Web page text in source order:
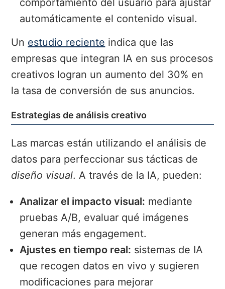
comportamiento del usuario para ajustar
automáticamente el contenido visual.
Un estudio reciente indica que las
empresas que integran IA en sus procesos
creativos logran un aumento del 30% en
la tasa de conversión de sus anuncios.
Estrategias de análisis creativo
Las marcas están utilizando el análisis de
datos para perfeccionar sus tácticas de
diseño visual. A través de la IA, pueden:
Analizar el impacto visual: mediante
pruebas A/B, evaluar qué imágenes
generan más engagement.
Ajustes en tiempo real: sistemas de IA
que recogen datos en vivo y sugieren
modificaciones para mejorar